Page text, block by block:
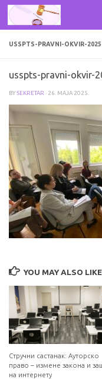
Skip to content
USSPTS-PRAVNI-OKVIR-
usspts-pravni-okvir-
BYSEKRETAR · 26. МАЈА 2025.
YOU MAY ALSO
Стручни састанак: Ауторско
право – измене закона и
на интернету